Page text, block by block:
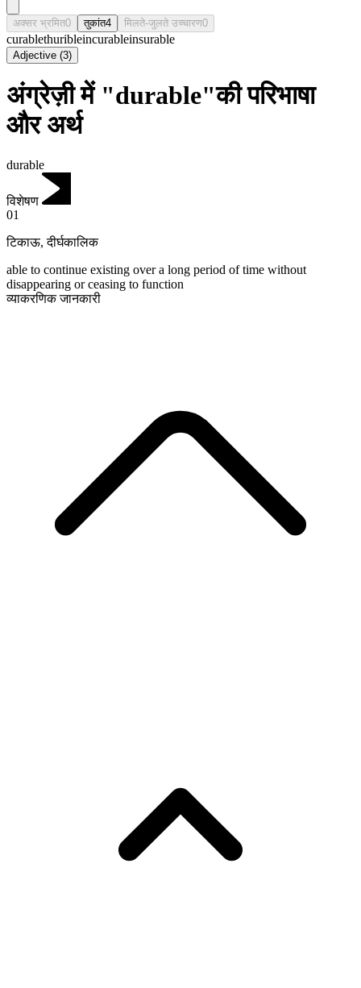
अक्सर भ्रमित0 तुकांत4 मिलते-जुलते उच्चारण0
curablethuribleincurableinsurable
Adjective (3)
अंग्रेज़ी में "durable"की परिभाषा
और अर्थ
durable
विशेषण
01
टिकाऊ,दीर्घकालिक
able to continue existing over a long period of time without
disappearing or ceasing to function
व्याकरणिक जानकारी